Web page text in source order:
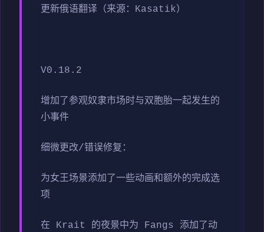
更新俄语翻译（来源：Kasatik）
V0.18.2
增加了参观奴隶市场时与双胞胎一起发生的
小事件
细微更改/错误修复：
为女王场景添加了一些动画和额外的完成选
项
在 Krait 的夜景中为 Fangs 添加了动